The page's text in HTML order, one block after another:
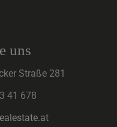
uns
Straße 281
41 678